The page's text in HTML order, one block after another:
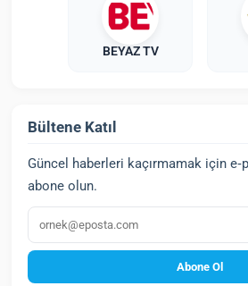
BEYAZ TV
Bültene Katıl
Güncel haberleri kaçırmamak için
abone olun.
E‑posta
Abone Ol